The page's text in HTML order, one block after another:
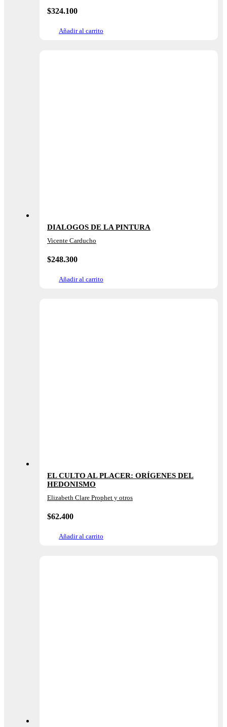
$324.100
Añadir al carrito
DIALOGOS DE LA PINTURA
Vicente Carducho
$248.300
Añadir al carrito
EL CULTO AL PLACER: ORÍGENES DEL
HEDONISMO
Elizabeth Clare Prophet y otros
$62.400
Añadir al carrito